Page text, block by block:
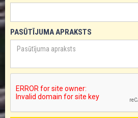
PASŪTĪJUMA APRAKSTS